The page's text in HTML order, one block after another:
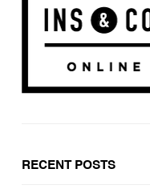
RECENT POSTS